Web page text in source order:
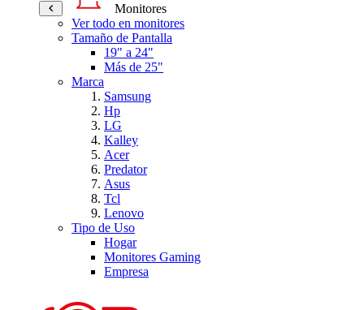
Monitores
Ver todo en monitores
Tamaño de Pantalla
19" a 24"
Más de 25"
Marca
Samsung
Hp
LG
Kalley
Acer
Predator
Asus
Tcl
Lenovo
Tipo de Uso
Hogar
Monitores Gaming
Empresa